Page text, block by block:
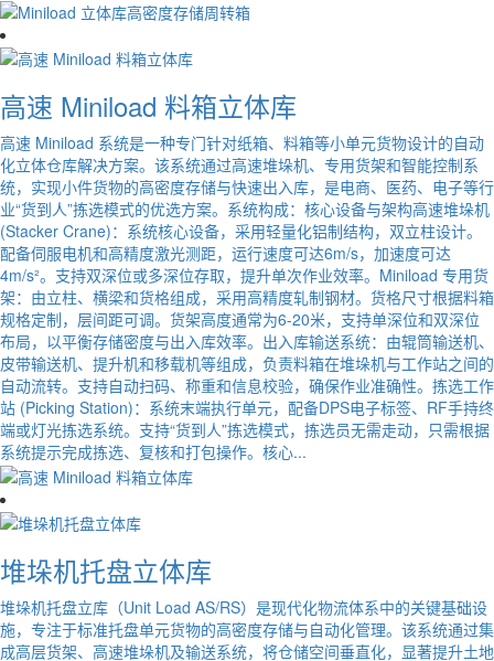
高速 Miniload 料箱立体库
高速 Miniload 系统是一种专门针对纸箱、料箱等小单元货物设计的自动
化立体仓库解决方案。该系统通过高速堆垛机、专用货架和智能控制系
统，实现小件货物的高密度存储与快速出入库，是电商、医药、电子等行
业“货到人”拣选模式的优选方案。系统构成：核心设备与架构高速堆垛机
(Stacker Crane)：系统核心设备，采用轻量化铝制结构，双立柱设计。
配备伺服电机和高精度激光测距，运行速度可达6m/s，加速度可达
4m/s²。支持双深位或多深位存取，提升单次作业效率。Miniload 专用货
架：由立柱、横梁和货格组成，采用高精度轧制钢材。货格尺寸根据料箱
规格定制，层间距可调。货架高度通常为6-20米，支持单深位和双深位
布局，以平衡存储密度与出入库效率。出入库输送系统：由辊筒输送机、
皮带输送机、提升机和移载机等组成，负责料箱在堆垛机与工作站之间的
自动流转。支持自动扫码、称重和信息校验，确保作业准确性。拣选工作
站 (Picking Station)：系统末端执行单元，配备DPS电子标签、RF手持终
端或灯光拣选系统。支持“货到人”拣选模式，拣选员无需走动，只需根据
系统提示完成拣选、复核和打包操作。核心...
堆垛机托盘立体库
堆垛机托盘立库（Unit Load AS/RS）是现代化物流体系中的关键基础设
施，专注于标准托盘单元货物的高密度存储与自动化管理。该系统通过集
成高层货架、高速堆垛机及输送系统，将仓储空间垂直化，显著提升土地